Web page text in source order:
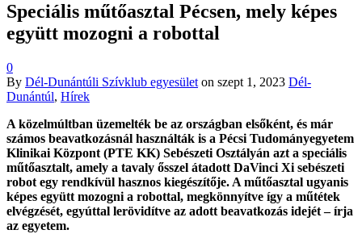
Speciális műtőasztal Pécsen, mely képes
együtt mozogni a robottal
0
By Dél-Dunántúli Szívklub egyesület on szept 1, 2023 Dél-
Dunántúl, Hírek
A közelmúltban üzemelték be az országban elsőként, és már
számos beavatkozásnál használták is a Pécsi Tudományegyetem
Klinikai Központ (PTE KK) Sebészeti Osztályán azt a speciális
műtőasztalt, amely a tavaly ősszel átadott DaVinci Xi sebészeti
robot egy rendkívül hasznos kiegészítője. A műtőasztal ugyanis
képes együtt mozogni a robottal, megkönnyítve így a műtétek
elvégzését, egyúttal lerövidítve az adott beavatkozás idejét – írja
az egyetem.